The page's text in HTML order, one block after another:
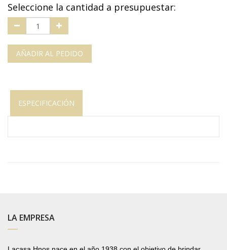
Seleccione la cantidad a presupuestar:
AÑADIR AL PEDIDO
ESPECIFICACIÓN
LA EMPRESA